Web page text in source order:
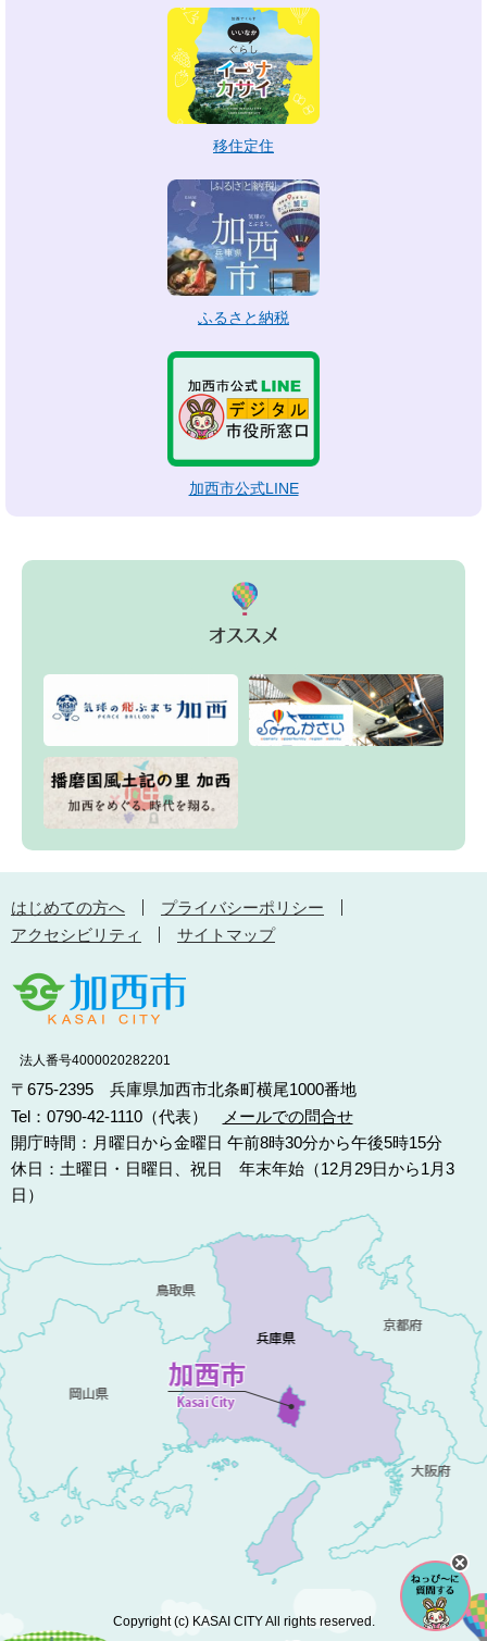
移住定住
ふるさと納税
加西市公式LINE
はじめての方へ
プライバシーポリシー
アクセシビリティ
サイトマップ
法人番号4000020282201
〒675-2395 兵庫県加西市北条町横尾1000番地
Tel：0790-42-1110（代表）
メールでの問合せ
開庁時間：月曜日から金曜日 午前8時30分から午後5時15分
休日：土曜日・日曜日、祝日 年末年始（12月29日から1月3
日）
Copyright (c) KASAI CITY All rights reserved.